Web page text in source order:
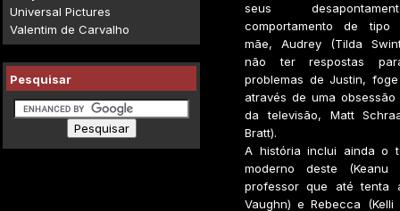
Universal Pictures
Valentim de Carvalho
Pesquisar
seus
comportamento de tipo
mãe, Audrey (Tilda
não ter respostas
problemas de Justin,
através de uma
da televisão, Matt
Bratt).
A história inclui ainda o
moderno deste (Keanu
professor que até tenta
Vaughn) e Rebecca (Kelli